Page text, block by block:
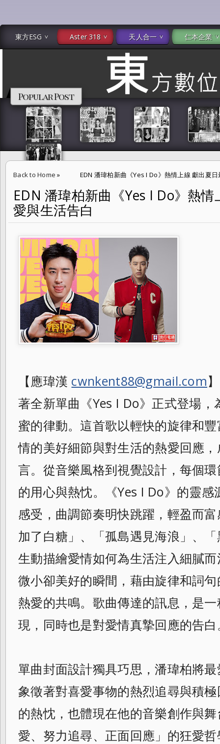
東方ESG Aster 318 天人合一 仁本企業
Popular Post
Back to Home » EDN 潘瑋柏新曲《Yes I Do》熱情上線 獻出夏
EDN 潘瑋柏新曲《Yes I Do》熱
愛與生活告白
【應瑋漢 cwnkent88@gmail.com
著全新單曲《Yes I Do》正式登場
蜜的律動。這首歌以輕快的旋律和
情的美好細節與對生活的熱愛回應
言。從音樂風格到視覺設計，每個
的用心與熱忱。《Yes I Do》的靈
感受，曲調節奏明快跳躍，輕盈而
加了白糖」、「孤島遇見海浪」、
生動描繪愛情如何為生活注入細膩
微小卻美好的瞬間，藉由旋律和詞
熱愛的共鳴。歌曲傳達的訊息，是
現，同時也是對愛情真摯回應的告
單曲封面設計獨具巧思，潘瑋柏將
象徵著對喜愛事物的熱烈追尋與積
的熱忱，也體現在他的音樂創作與
愛、努力追尋、正面回應」的狂愛